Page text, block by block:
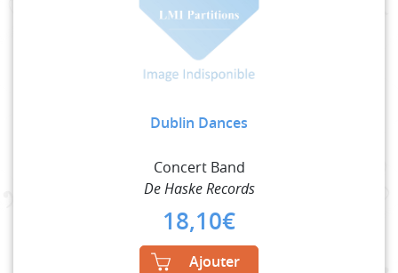
Dublin Dances
Concert Band
De Haske Records
18,10€
Ajouter